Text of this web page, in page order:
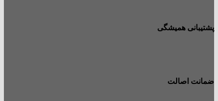
پشتیبانی همیشگی
ضمانت اصالت